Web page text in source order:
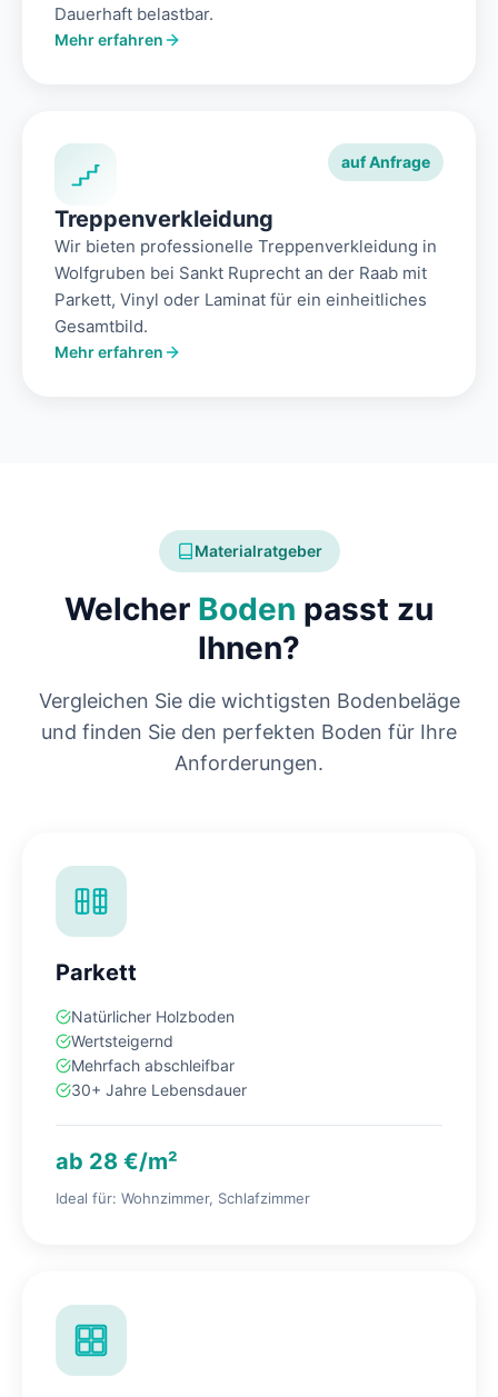
Dauerhaft belastbar.
Mehr erfahren
auf Anfrage
Treppenverkleidung
Wir bieten professionelle Treppenverkleidung in
Wolfgruben bei Sankt Ruprecht an der Raab mit
Parkett, Vinyl oder Laminat für ein einheitliches
Gesamtbild.
Mehr erfahren
Materialratgeber
Welcher Boden passt zu
Ihnen?
Vergleichen Sie die wichtigsten Bodenbeläge
und finden Sie den perfekten Boden für Ihre
Anforderungen.
Parkett
Natürlicher Holzboden
Wertsteigernd
Mehrfach abschleifbar
30+ Jahre Lebensdauer
ab 28 €/m²
Ideal für: Wohnzimmer, Schlafzimmer